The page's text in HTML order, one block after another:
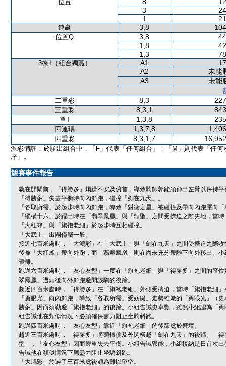
位置
3
1
連贏 3,8
位置Q 3,8
1,8
1,3
3揀1（組合獨贏） A1
A2
未能
A3
未能
二重彩
8,3
三重彩 8,3,1
單T 1,3,8
四連環 1,3,7,8
四重彩 8,3,1,7
派彩備註：於勝出組合中，「F」代表「任何組合」；「M」則代表「任何
序」。
競賽事件報告
就在開閘前，「得勝多」煩躁不安及俯首，導致騎師郭能須伸出左臂以保持
「得勝多」失去平衡時向內斜跑，碰撞「劍在九天」。
「各取所需」於起步時向內斜跑，導致「對衡之星」被碰撞及帶向內跑壓向
「縱橫十六」於躍出時在「翡翠鳳凰」與「頌聖」之間受擠迫之際失地，當
「大紅蜂」與「旗袍老細」於起步時互相碰撞。
「大武士」出閘僅屬一般。
接近七百米處時，「大鴻彩」在「大武士」與「劍在九天」之間受擠迫之際
後被「大紅蜂」帶向外跑，而「翡翠鳳凰」則在尚未充分帶離下向外移出。
帶離。
跑過六百米處時，「友心友型」一度在「旗袍老細」與「得勝多」之間的窄
翠鳳凰」過頭後向外斜跑避開該駒的後蹄。
趨近四百米處時，「得勝多」在「旗袍老細」外側受擠迫，當時「旗袍老細
「勇眼光」向內斜跑，導致「各取所需」受妨礙。走勢稚嫩的「勇眼光」（
勝多」因而須勒避「旗袍老細」的後蹄。小組告誡史卓豐，雖然小組認為「
組告誡他在類似情況下必須確保盡力阻止坐騎斜跑。
跑過四百米處時，「友心友型」靠近「旗袍老細」的後蹄處於窘境。
趨近三百米處時，「得勝多」將頭轉側及外閃橫越「劍在九天」的後蹄。「
型」，「友心友型」因而嚴重失去平衡。小組告誡郭能，小組接納是日首次
告誡他在類似情況下應盡力阻止坐騎斜跑。
「大鴻彩」於過了三百米處後頗為難以望空。